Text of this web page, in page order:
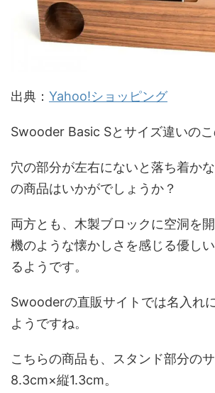
出典： Yahoo!ショッピング
Swooder Basic Sとサイズ違いのこ
穴の部分が左右にないと落ち着か
の商品はいかがでしょうか？
両方とも、木製ブロックに空洞を
機のような懐かしさを感じる優し
るようです。
Swooderの直販サイトでは名入れ
ようですね。
こちらの商品も、スタンド部分の
8.3cm×縦1.3cm。